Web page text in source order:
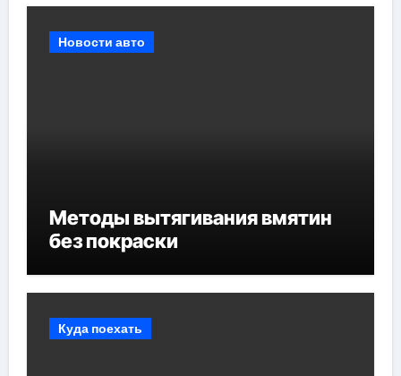
Новости авто
Методы вытягивания вмятин
без покраски
Куда поехать